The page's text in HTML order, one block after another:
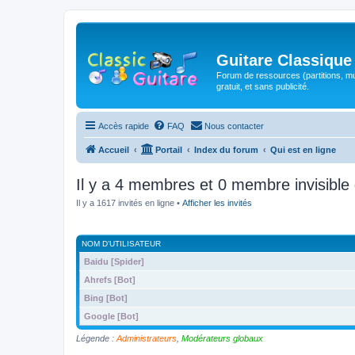
Guitare Classique
Forum de ressources (partitions,
gratuit, et sans publicité.
Accès rapide FAQ Nous contacter
Accueil Portail Index du forum Qui est en ligne
Il y a 4 membres et 0 membre invisible
Il y a 1617 invités en ligne • Afficher les invités
NOM D’UTILISATEUR
Baidu [Spider]
Ahrefs [Bot]
Bing [Bot]
Google [Bot]
Légende : Administrateurs Modérateurs globaux